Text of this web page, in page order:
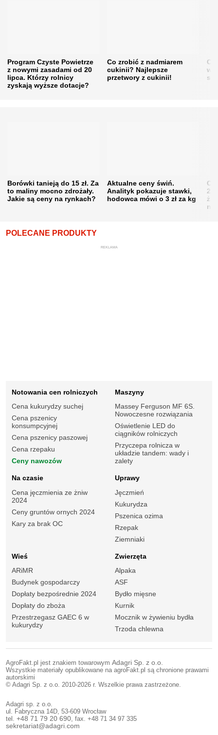
Program Czyste Powietrze
z nowymi zasadami od 20
lipca. Którzy rolnicy
zyskają wyższe dotacje?
Co zrobić z nadmiarem
cukinii? Najlepsze
przetwory z cukinii!
w
Borówki tanieją do 15 zł. Za
to maliny mocno zdrożały.
Jakie są ceny na rynkach?
Aktualne ceny świń.
Analityk pokazuje stawki,
hodowca mówi o 3 zł za kg
POLECANE PRODUKTY
REKLAMA
Notowania cen rolniczych
Cena kukurydzy suchej
Cena pszenicy
konsumpcyjnej
Cena pszenicy paszowej
Cena rzepaku
Ceny nawozów
Maszyny
Massey Ferguson MF 6S.
Nowoczesne rozwiązania
Oświetlenie LED do
ciągników rolniczych
Przyczepa rolnicza w
układzie tandem: wady i
zalety
Na czasie
Cena jęczmienia ze żniw
2024
Ceny gruntów ornych 2024
Kary za brak OC
Uprawy
Jęczmień
Kukurydza
Pszenica ozima
Rzepak
Ziemniaki
Wieś
ARiMR
Budynek gospodarczy
Dopłaty bezpośrednie 2024
Dopłaty do zboża
Przestrzegasz GAEC 6 w
kukurydzy
Zwierzęta
Alpaka
ASF
Bydło mięsne
Kurnik
Mocznik w żywieniu bydła
Trzoda chlewna
AgroFakt.pl jest znakiem towarowym Adagri Sp. z o.o.
Wszystkie materiały opublikowane na agroFakt.pl są chronione prawami
autorskimi
© Adagri Sp. z o.o. 2010-2026 r. Wszelkie prawa zastrzeżone.
Adagri sp. z o.o.
ul. Fabryczna 14D, 53-609 Wrocław
tel. +48 71 79 20 690, fax. +48 71 34 97 335
sekretariat@adagri.com